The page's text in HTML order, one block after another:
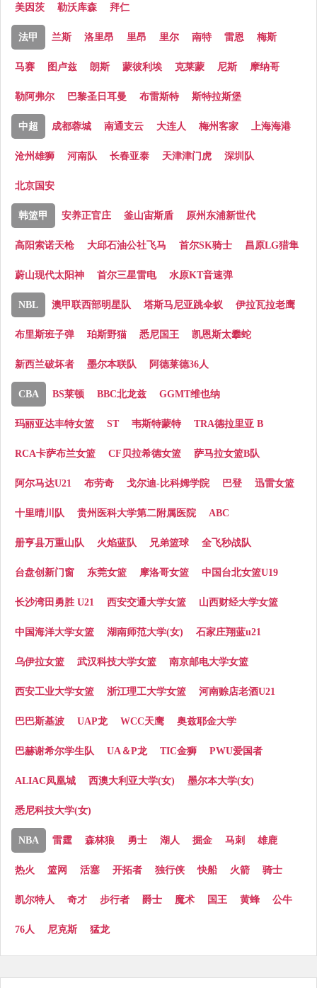
美因茨 勒沃库森 拜仁
法甲 兰斯 洛里昂 里昂 里尔 南特 雷恩 梅斯
马赛 图卢兹 朗斯 蒙彼利埃 克莱蒙 尼斯 摩纳哥
勒阿弗尔 巴黎圣日耳曼 布雷斯特 斯特拉斯堡
中超 成都蓉城 南通支云 大连人 梅州客家 上海海港
沧州雄狮 河南队 长春亚泰 天津津门虎 深圳队
北京国安
韩篮甲 安养正官庄 釜山宙斯盾 原州东浦新世代
高阳索诺天枪 大邱石油公社飞马 首尔SK骑士 昌原LG猎隼
蔚山现代太阳神 首尔三星雷电 水原KT音速弹
NBL 澳甲联西部明星队 塔斯马尼亚跳伞蚁 伊拉瓦拉老鹰
布里斯班子弹 珀斯野猫 悉尼国王 凯恩斯太攀蛇
新西兰破坏者 墨尔本联队 阿德莱德36人
CBA BS莱顿 BBC北龙兹 GGMT维也纳
玛丽亚达丰特女篮 ST 韦斯特蒙特 TRA德拉里亚 B
RCA卡萨布兰女篮 CF贝拉希德女篮 萨马拉女篮B队
阿尔马达U21 布劳奇 戈尔迪-比科姆学院 巴登 迅雷女篮
十里晴川队 贵州医科大学第二附属医院 ABC
册亨县万重山队 火焰蓝队 兄弟篮球 全飞秒战队
台盘创新门窗 东莞女篮 摩洛哥女篮 中国台北女篮U19
长沙湾田勇胜 U21 西安交通大学女篮 山西财经大学女篮
中国海洋大学女篮 湖南师范大学(女) 石家庄翔蓝u21
乌伊拉女篮 武汉科技大学女篮 南京邮电大学女篮
西安工业大学女篮 浙江理工大学女篮 河南赊店老酒U21
巴巴斯基波 UAP龙 WCC天鹰 奥兹耶金大学
巴赫谢希尔学生队 UA＆P龙 TIC金狮 PWU爱国者
ALIAC凤凰城 西澳大利亚大学(女) 墨尔本大学(女)
悉尼科技大学(女)
NBA 雷霆 森林狼 勇士 湖人 掘金 马刺 雄鹿
热火 篮网 活塞 开拓者 独行侠 快船 火箭 骑士
凯尔特人 奇才 步行者 爵士 魔术 国王 黄蜂 公牛
76人 尼克斯 猛龙